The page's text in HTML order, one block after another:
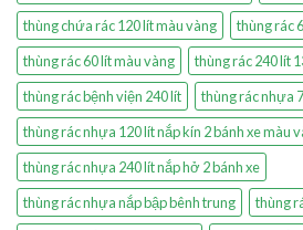
thùng chứa rác 120 lít màu vàng
thùng rác
thùng rác 60 lít màu vàng
thùng rác 240 lít
thùng rác bệnh viện 240 lít
thùng rác nhựa
thùng rác nhựa 120 lít nắp kín 2 bánh xe màu
thùng rác nhựa 240 lít nắp hở 2 bánh xe
thùng rác nhựa nắp bập bênh trung
thùng